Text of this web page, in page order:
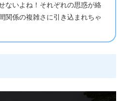
ないよね！それぞれの思惑が絡
関係の複雑さに引き込まれちゃ